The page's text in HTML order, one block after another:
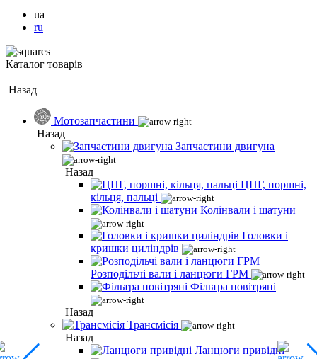
ua
ru
Каталог товарів
Назад
Мотозапчастини
Назад
Запчастини двигуна
Назад
ЦПГ, поршні,
кільця, пальці
Колінвали і шатуни
Головки і
кришки циліндрів
Розподільчі вали і ланцюги ГРМ
Фільтра повітряні
Назад
Трансмісія
Назад
Ланцюги привідні